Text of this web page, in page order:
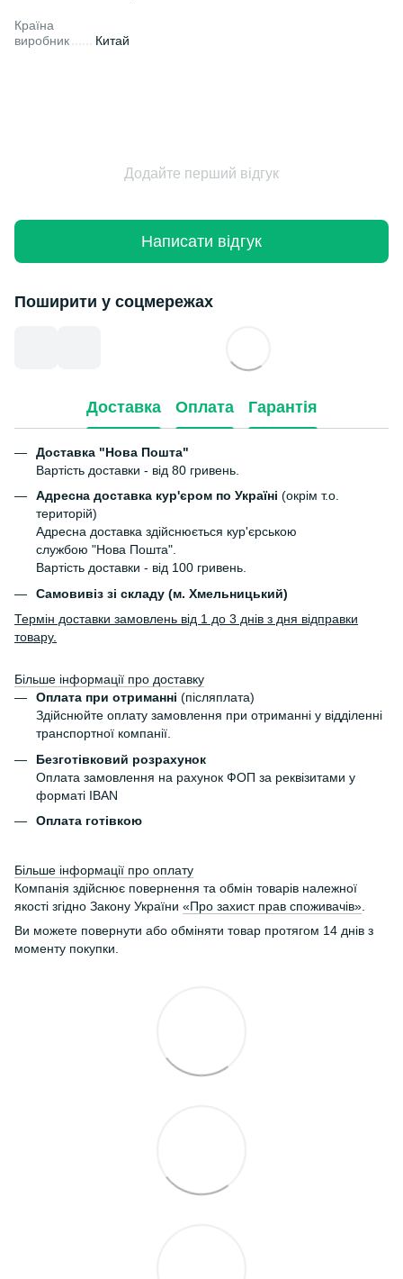
Країна
виробник
Китай
Додайте перший відгук
Написати відгук
Поширити у соцмережах
Доставка Оплата Гарантія
Доставка "Нова Пошта"
Вартість доставки - від 80 гривень.
Адресна доставка кур'єром по Україні (окрім т.о.
територій)
Адресна доставка здійснюється кур'єрською
службою "Нова Пошта".
Вартість доставки - від 100 гривень.
Самовивіз зі складу (м. Хмельницький)
Термін доставки замовлень від 1 до 3 днів з дня відправки
товару.
Більше інформації про доставку
Оплата при отриманні (післяплата)
Здійснюйте оплату замовлення при отриманні у відділенні
транспортної компанії.
Безготівковий розрахунок
Оплата замовлення на рахунок ФОП за реквізитами у
форматі IBAN
Оплата готівкою
Більше інформації про оплату
Компанія здійснює повернення та обмін товарів належної
якості згідно Закону України «Про захист прав споживачів».
Ви можете повернути або обміняти товар протягом 14 днів з
моменту покупки.